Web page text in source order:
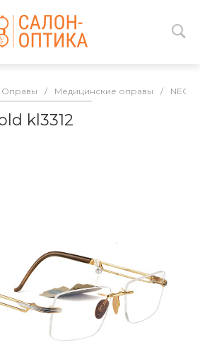
Оправы / Медицинские оправы /
kl3312